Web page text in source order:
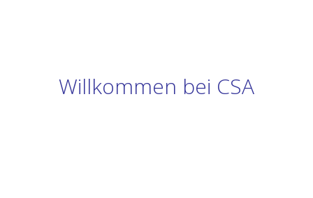
Willkommen bei CSA